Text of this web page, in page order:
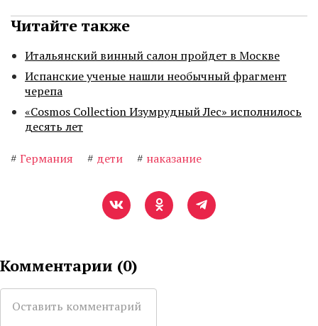
Читайте также
Итальянский винный салон пройдет в Москве
Испанские ученые нашли необычный фрагмент
черепа
«Cosmos Collection Изумрудный Лес» исполнилось
десять лет
# Германия # дети # наказание
Комментарии (0)